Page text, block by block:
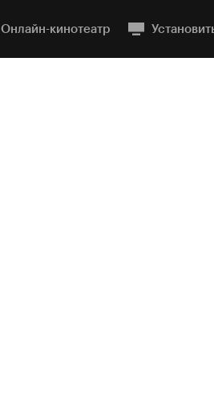
Онлайн-кинотеатр